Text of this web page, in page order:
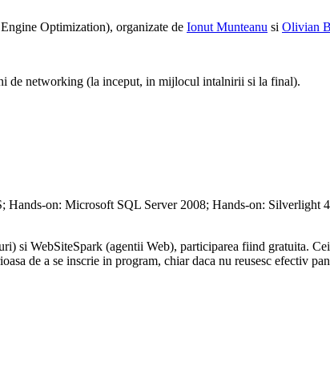
Optimization), organizate de Ionut Munteanu si Olivian
de networking (la inceput, in mijlocul intalnirii si la final).
on: Microsoft SQL Server 2008; Hands-on: Silverlight
WebSiteSpark (agentii Web), participarea fiind gratuita.
de a se inscrie in program, chiar daca nu reusesc efectiv